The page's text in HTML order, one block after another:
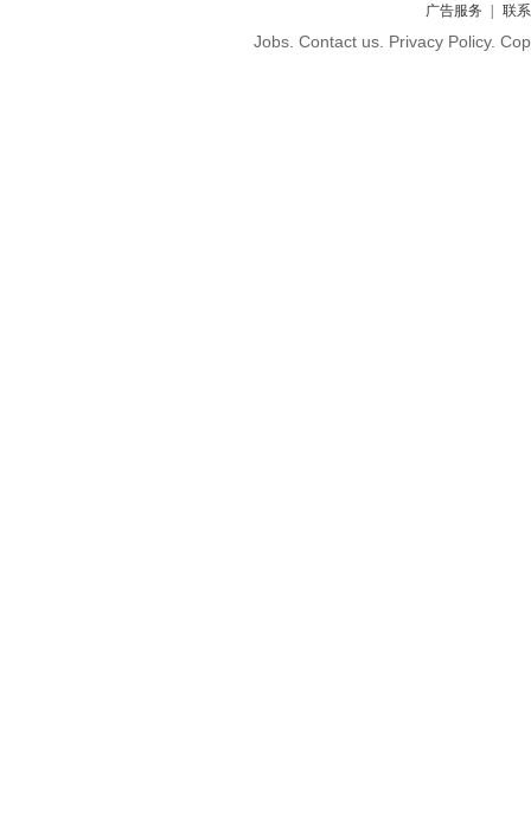
广告服务 联
Jobs. Contact us. Privacy Policy.